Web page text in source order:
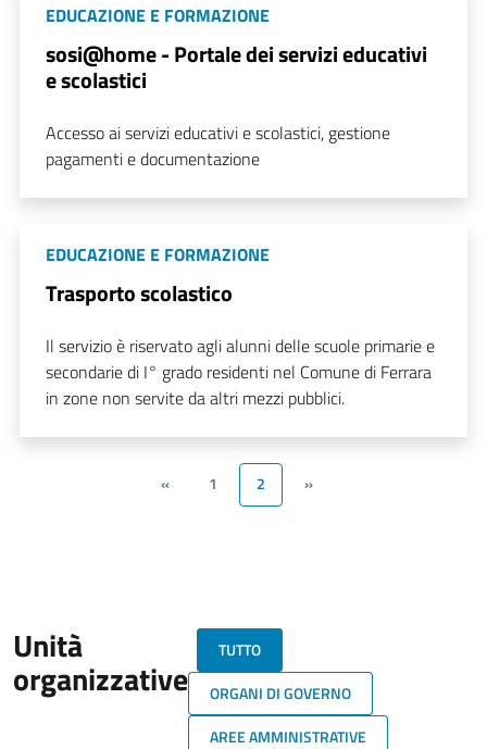
EDUCAZIONE E FORMAZIONE
sosi@home - Portale dei servizi educativi
e scolastici
Accesso ai servizi educativi e scolastici, gestione
pagamenti e documentazione
EDUCAZIONE E FORMAZIONE
Trasporto scolastico
Il servizio è riservato agli alunni delle scuole primarie e
secondarie di I° grado residenti nel Comune di Ferrara
in zone non servite da altri mezzi pubblici.
« 1 2 »
Unità
organizzative
TUTTO
ORGANI DI GOVERNO
AREE AMMINISTRATIVE